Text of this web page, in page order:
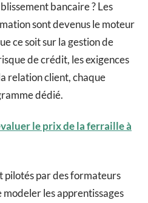
bancaire ? Les
sont devenus le moteur
ce soit sur la gestion de
de crédit, les exigences
relation client, chaque
dédié.
le prix de la ferraille à
pilotés par des formateurs
les apprentissages